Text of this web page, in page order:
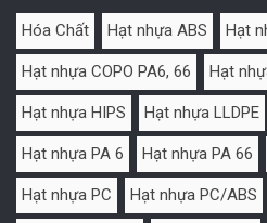
Hóa Chất Hạt nhựa ABS Hạt
Hạt nhựa COPO PA6, 66 Hạt
Hạt nhựa HIPS Hạt nhựa LLDPE
Hạt nhựa PA 6 Hạt nhựa PA 66
Hạt nhựa PC Hạt nhựa PC/ABS